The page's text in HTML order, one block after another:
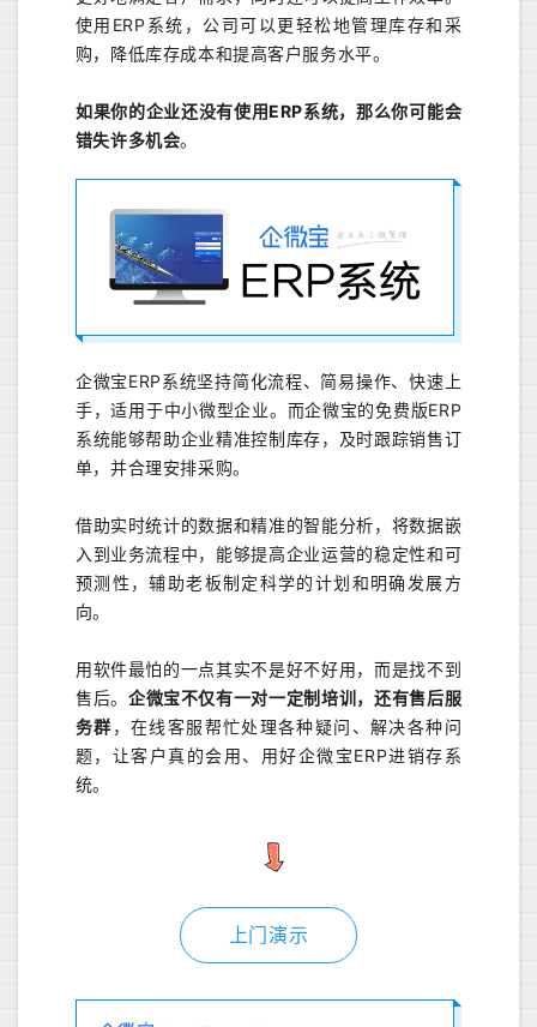
使用ERP系统，公司可以更轻松地管理库存和采
购，降低库存成本和提高客户服务水平。
如果你的企业还没有使用ERP系统，那么你可能会
错失许多机会。
企微宝ERP系统坚持简化流程、简易操作、快速上
手，适用于中小微型企业。而企微宝的免费版ERP
系统能够帮助企业精准控制库存，及时跟踪销售订
单，并合理安排采购。
借助实时统计的数据和精准的智能分析，将数据嵌
入到业务流程中，能够提高企业运营的稳定性和可
预测性，辅助老板制定科学的计划和明确发展方
向。
用软件最怕的一点其实不是好不好用，而是找不到
售后。 企微宝不仅有一对一定制培训，还有售后服
务群 ，在线客服帮忙处理各种疑问、解决各种问
题，让客户真的会用、用好企微宝ERP进销存系
统。
上门演示